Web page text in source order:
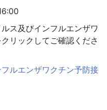
ス及びインフルエンザワ
リックしてご確認くださ
ルエンザワクチン予防接